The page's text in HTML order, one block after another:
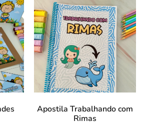
Apostila Trabalhando com
Rimas